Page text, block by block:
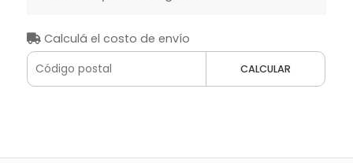
Calculá el costo de envío
CALCULAR